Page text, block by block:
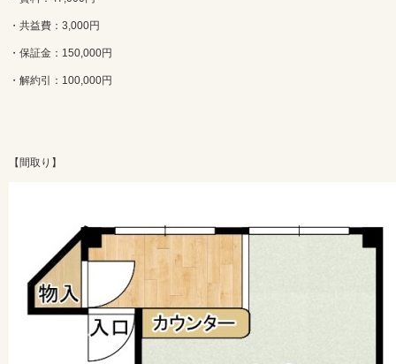
・共益費：3,000円
・保証金：150,000円
・解約引：100,000円
【間取り】